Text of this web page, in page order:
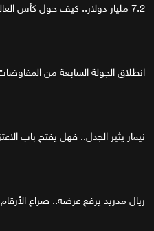
7.2 مليار دولار.. كيف حول كأس العالم الرعاية إلى استثمار ذهبي؟
انطلاق الجولة السابعة من المفاوضات
نيمار يثير الجدل.. فهل يفتح باب
ريال مدريد يرفع عرضه.. صراع